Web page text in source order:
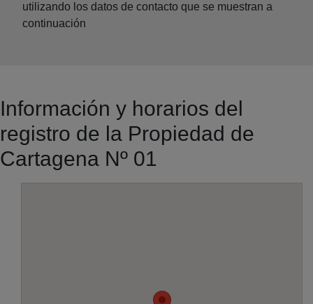
utilizando los datos de contacto que se muestran a
continuación
Información y horarios del
registro de la Propiedad de
Cartagena Nº 01